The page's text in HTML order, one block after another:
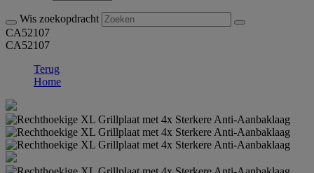
Wis zoekopdracht
CA52107
CA52107
Terug
Home